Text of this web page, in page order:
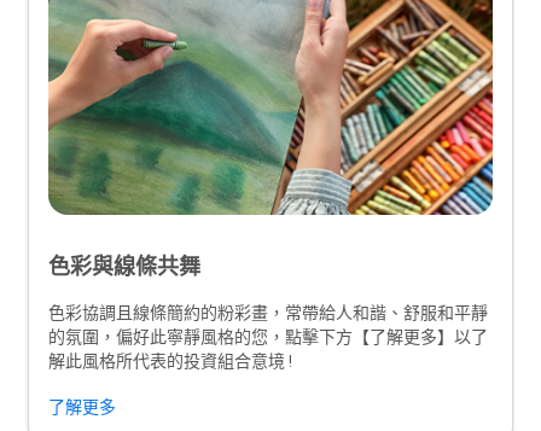
色彩與線條共舞
色彩協調且線條簡約的粉彩畫，常帶給人和諧、舒服和平靜
的氛圍，偏好此寧靜風格的您，點擊下方【了解更多】以了
解此風格所代表的投資組合意境 !
了解更多